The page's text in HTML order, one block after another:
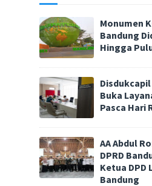
Monumen
Bandung
Hingga
Buka
Pasca Hari
AA Abdul
DPRD
Ketua DPD
Bandung